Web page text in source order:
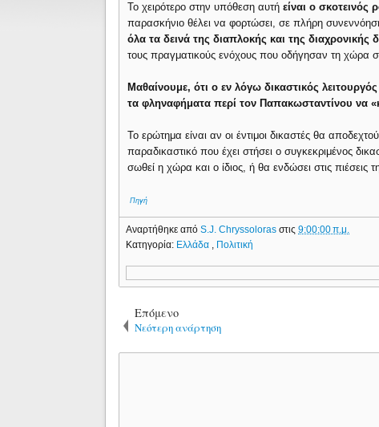
Το χειρότερο στην υπόθεση αυτήείναι ο σκοτεινός
παρασκήνιο θέλει να φορτώσει, σε πλήρη
όλα τα δεινά της διαπλοκής και της
τους πραγματικούς ενόχους που οδήγησαν τη χώρα
Μαθαίνουμε, ότι ο εν λόγω δικαστικός
τα φληναφήματα περί τον Παπακωσταντίνου να
Το ερώτημα είναι αν οι έντιμοι δικαστές θα
παραδικαστικό που έχει στήσει ο συγκεκριμένος
σωθεί η χώρα και ο ίδιος, ή θα ενδώσει στις πιέσεις
Πηγή
Αναρτήθηκε απόS.J. Chryssolorasστις9:00:00 π.μ.
Κατηγορία: Ελλάδα Πολιτική
Επόμενο
Νεότερη ανάρτηση